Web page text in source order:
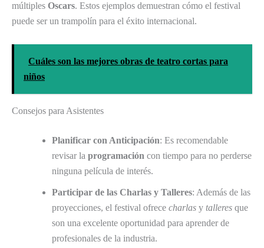
múltiples Oscars. Estos ejemplos demuestran cómo el festival
puede ser un trampolín para el éxito internacional.
Cuáles son las mejores obras de teatro cortas para
niños
Consejos para Asistentes
Planificar con Anticipación: Es recomendable
revisar la programación con tiempo para no perderse
ninguna película de interés.
Participar de las Charlas y Talleres: Además de las
proyecciones, el festival ofrece charlas y talleres que
son una excelente oportunidad para aprender de
profesionales de la industria.